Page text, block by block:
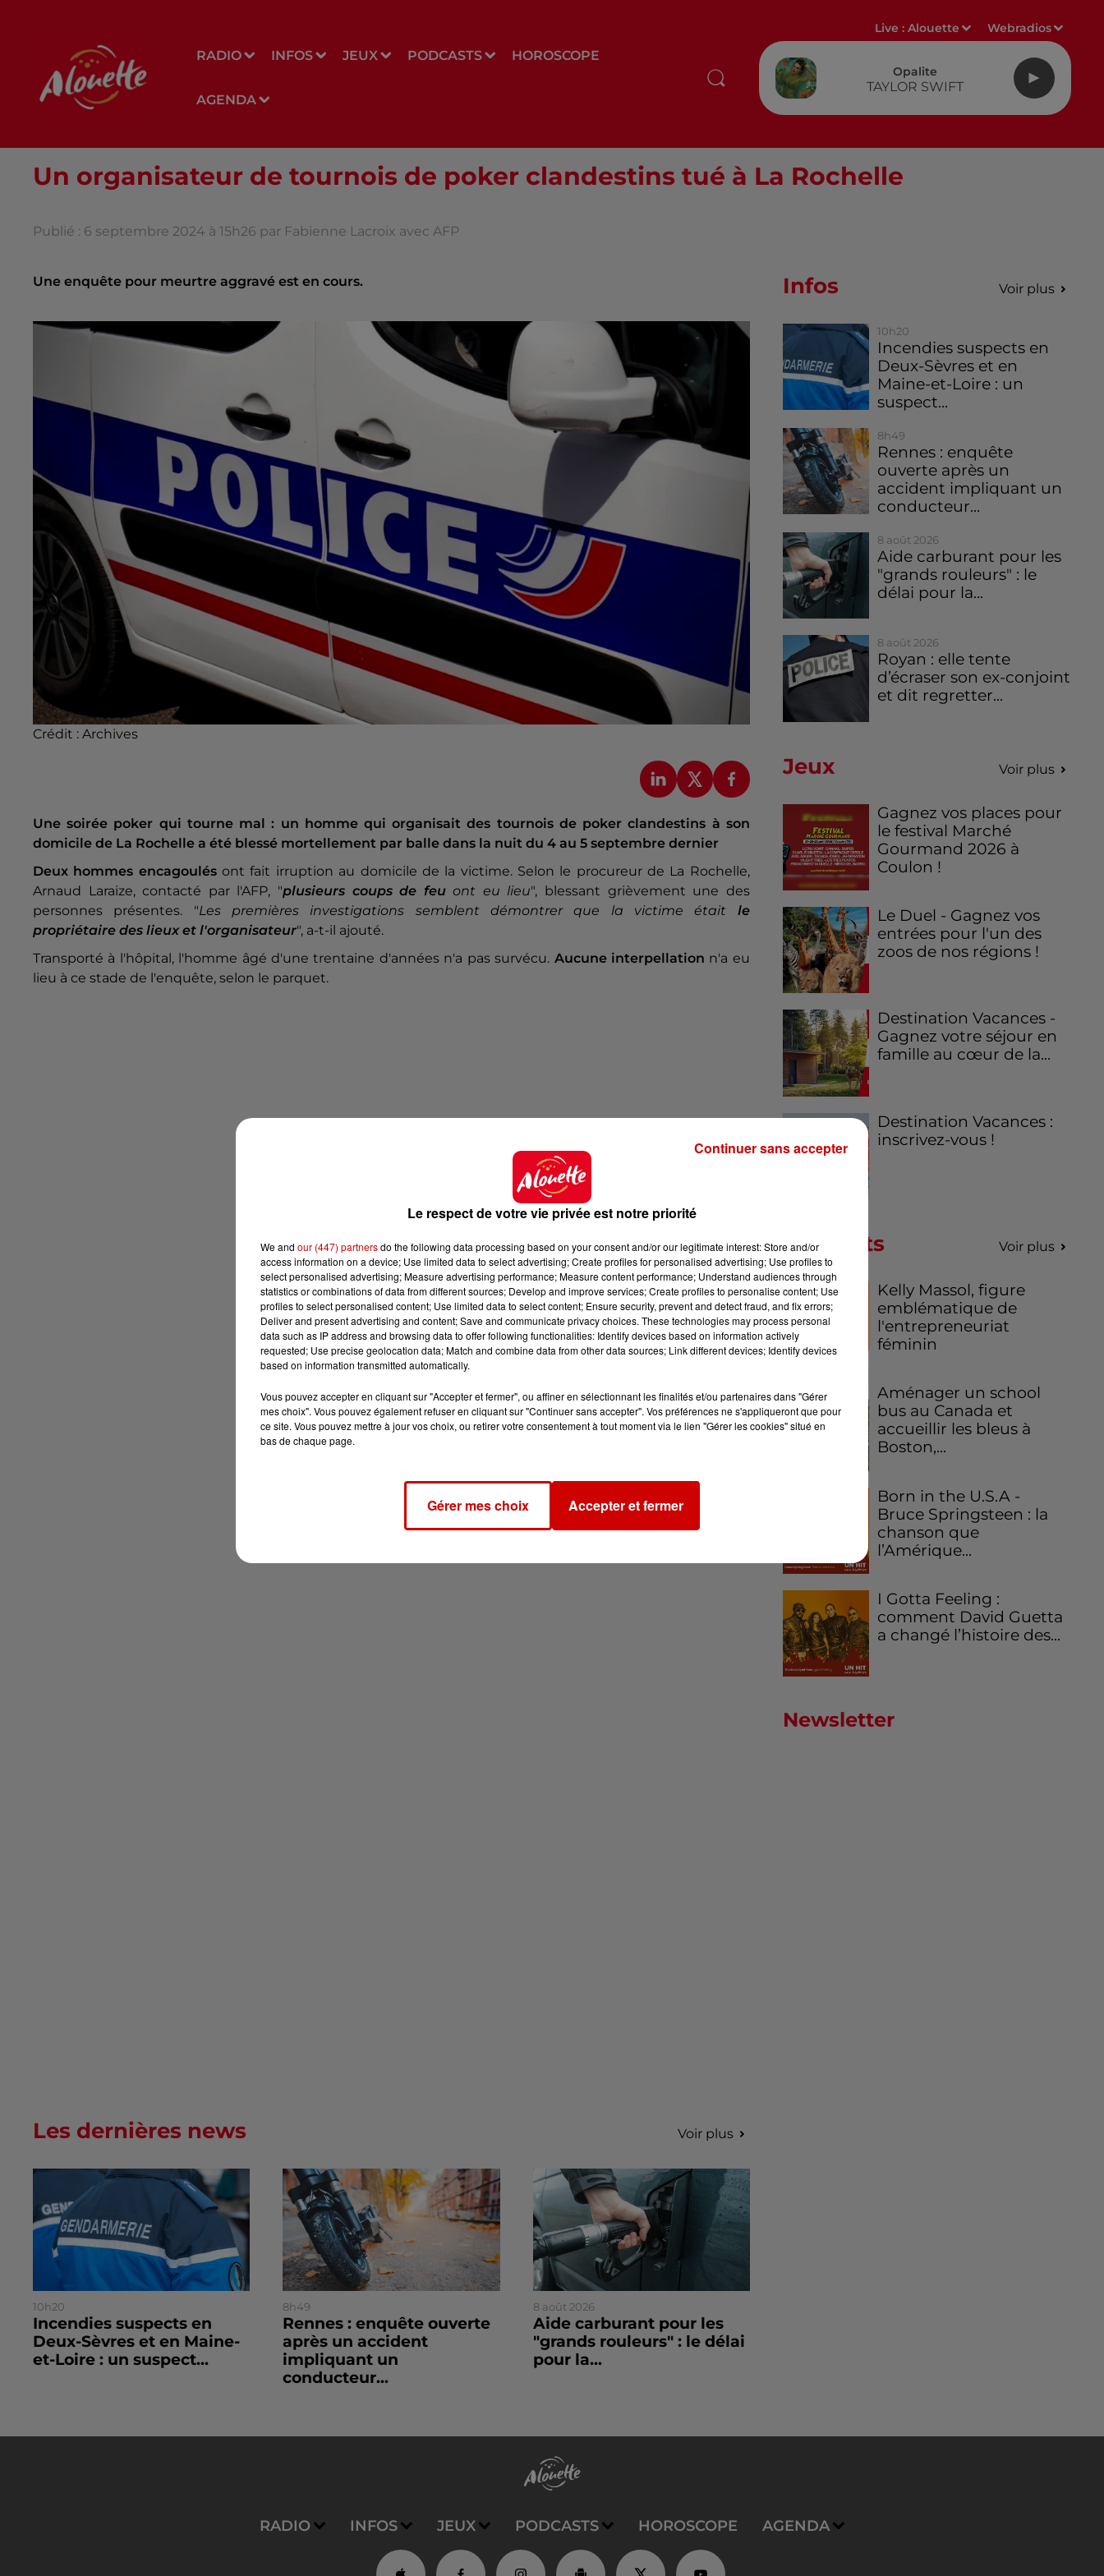
RADIO INFOS JEUX PODCASTS HOROSCOPE
AGENDA
Live :Alouette Webradios
Opalite
TAYLOR SWIFT
Un organisateur de tournois de poker clandestins tué à La Rochelle
Publié : 6 septembre 2024 à 15h26 par Fabienne Lacroix avec AFP
Une enquête pour meurtre aggravé est en cours.
Crédit : Archives
Une soirée poker qui tourne mal : un homme qui organisait des tournois de poker clandestins à son
domicile de La Rochelle a été blessé mortellement par balle dans la nuit du 4 au 5 septembre dernier
Deux hommes encagoulésont fait irruption au domicile de la victime. Selon le procureur de La Rochelle,
Arnaud Laraize, contacté par l'AFP, "plusieurs coups de feuont eu lieu", blessant grièvement une des
personnes présentes. "Les premières investigations semblent démontrer que la victime était le
propriétaire des lieux et l'organisateur", a-t-il ajouté.
Transporté à l'hôpital, l'homme âgé d'une trentaine d'années n'a pas survécu. Aucune interpellation n'a eu
lieu à ce stade de l'enquête, selon le parquet.
Infos Voir plus
10h20
Incendies suspects en
Deux-Sèvres et en
Maine-et-Loire : un
suspect...
8h49
Rennes : enquête
ouverte après un
accident impliquant un
conducteur...
8 août 2026
Aide carburant pour les
"grands rouleurs" : le
délai pour la...
8 août 2026
Royan : elle tente
d’écraser son ex-conjoint
et dit regretter...
Jeux Voir plus
Gagnez vos places pour
le festival Marché
Gourmand 2026 à
Coulon !
Le Duel - Gagnez vos
entrées pour l'un des
zoos de nos régions !
Destination Vacances -
Gagnez votre séjour en
famille au cœur de la...
Destination Vacances :
inscrivez-vous !
Podcasts Voir plus
Kelly Massol, figure
emblématique de
l'entrepreneuriat
féminin
Aménager un school
bus au Canada et
accueillir les bleus à
Boston,...
Born in the U.S.A -
Bruce Springsteen : la
chanson que
l’Amérique...
I Gotta Feeling :
comment David Guetta
a changé l’histoire des...
Newsletter
Les dernières news Voir plus
10h20
Incendies suspects en
Deux-Sèvres et en Maine-
et-Loire : un suspect...
8h49
Rennes : enquête ouverte
après un accident
impliquant un
conducteur...
8 août 2026
Aide carburant pour les
"grands rouleurs" : le délai
pour la...
RADIO INFOS JEUX PODCASTS HOROSCOPE AGENDA
Le respect de votre vie privée est notre priorité
We and our (447) partnersdo the following data processing based on your consent and/or our legitimate interest: Store and/or
access information on a device; Use limited data to select advertising; Create profiles for personalised advertising; Use profiles to
select personalised advertising; Measure advertising performance; Measure content performance; Understand audiences through
statistics or combinations of data from different sources; Develop and improve services; Create profiles to personalise content; Use
profiles to select personalised content; Use limited data to select content; Ensure security, prevent and detect fraud, and fix errors;
Deliver and present advertising and content; Save and communicate privacy choices. These technologies may process personal
data such as IP address and browsing data to offer following functionalities: Identify devices based on information actively
requested; Use precise geolocation data; Match and combine data from other data sources; Link different devices; Identify devices
based on information transmitted automatically.
Vous pouvez accepter en cliquant sur "Accepter et fermer", ou affiner en sélectionnant les finalités et/ou partenaires dans "Gérer
mes choix". Vous pouvez également refuser en cliquant sur "Continuer sans accepter". Vos préférences ne s'appliqueront que pour
ce site. Vous pouvez mettre à jour vos choix, ou retirer votre consentement à tout moment via le lien "Gérer les cookies" situé en
bas de chaque page.
Gérer mes choix Accepter et fermer
Continuer sans accepter